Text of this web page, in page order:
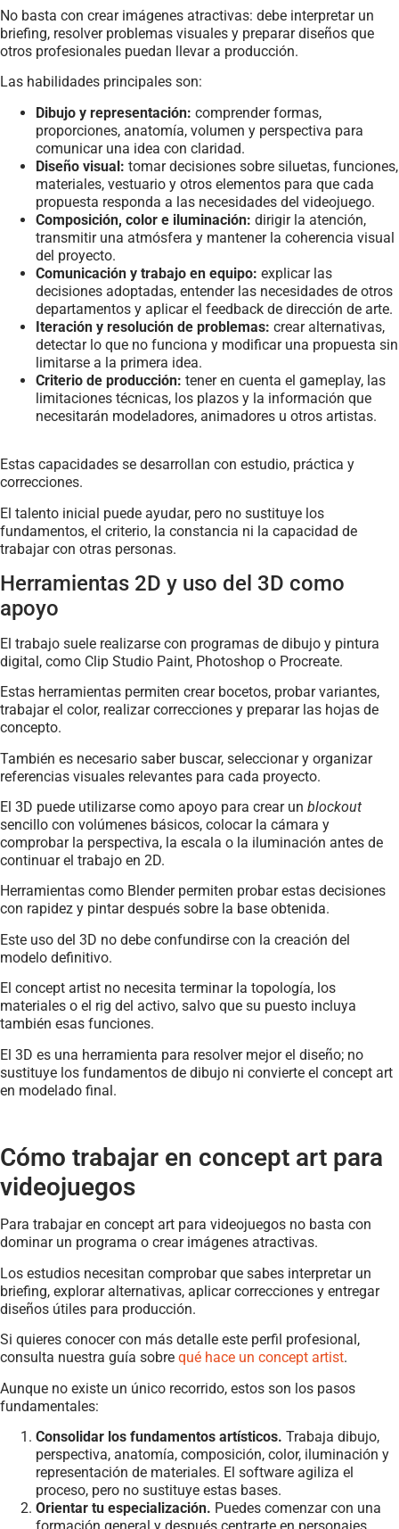
No basta con crear imágenes atractivas: debe interpretar un
briefing, resolver problemas visuales y preparar diseños que
otros profesionales puedan llevar a producción.
Las habilidades principales son:
Dibujo y representación: comprender formas,
proporciones, anatomía, volumen y perspectiva para
comunicar una idea con claridad.
Diseño visual: tomar decisiones sobre siluetas, funciones,
materiales, vestuario y otros elementos para que cada
propuesta responda a las necesidades del videojuego.
Composición, color e iluminación: dirigir la atención,
transmitir una atmósfera y mantener la coherencia visual
del proyecto.
Comunicación y trabajo en equipo: explicar las
decisiones adoptadas, entender las necesidades de otros
departamentos y aplicar el feedback de dirección de arte.
Iteración y resolución de problemas: crear alternativas,
detectar lo que no funciona y modificar una propuesta sin
limitarse a la primera idea.
Criterio de producción: tener en cuenta el gameplay, las
limitaciones técnicas, los plazos y la información que
necesitarán modeladores, animadores u otros artistas.
Estas capacidades se desarrollan con estudio, práctica y
correcciones.
El talento inicial puede ayudar, pero no sustituye los
fundamentos, el criterio, la constancia ni la capacidad de
trabajar con otras personas.
Herramientas 2D y uso del 3D como
apoyo
El trabajo suele realizarse con programas de dibujo y pintura
digital, como Clip Studio Paint, Photoshop o Procreate.
Estas herramientas permiten crear bocetos, probar variantes,
trabajar el color, realizar correcciones y preparar las hojas de
concepto.
También es necesario saber buscar, seleccionar y organizar
referencias visuales relevantes para cada proyecto.
El 3D puede utilizarse como apoyo para crear un blockout
sencillo con volúmenes básicos, colocar la cámara y
comprobar la perspectiva, la escala o la iluminación antes de
continuar el trabajo en 2D.
Herramientas como Blender permiten probar estas decisiones
con rapidez y pintar después sobre la base obtenida.
Este uso del 3D no debe confundirse con la creación del
modelo definitivo.
El concept artist no necesita terminar la topología, los
materiales o el rig del activo, salvo que su puesto incluya
también esas funciones.
El 3D es una herramienta para resolver mejor el diseño; no
sustituye los fundamentos de dibujo ni convierte el concept art
en modelado final.
Cómo trabajar en concept art para
videojuegos
Para trabajar en concept art para videojuegos no basta con
dominar un programa o crear imágenes atractivas.
Los estudios necesitan comprobar que sabes interpretar un
briefing, explorar alternativas, aplicar correcciones y entregar
diseños útiles para producción.
Si quieres conocer con más detalle este perfil profesional,
consulta nuestra guía sobre qué hace un concept artist.
Aunque no existe un único recorrido, estos son los pasos
fundamentales:
Consolidar los fundamentos artísticos. Trabaja dibujo,
perspectiva, anatomía, composición, color, iluminación y
representación de materiales. El software agiliza el
proceso, pero no sustituye estas bases.
Orientar tu especialización. Puedes comenzar con una